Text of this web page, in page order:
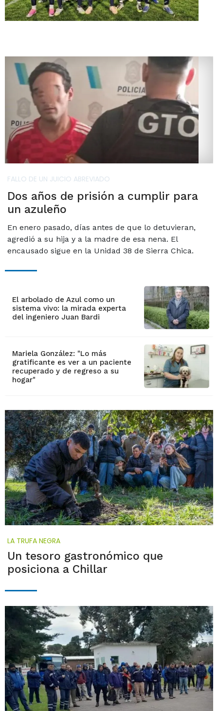
FALLO DE UN JUICIO ABREVIADO
Dos años de prisión a cumplir para
un azuleño
En enero pasado, días antes de que lo detuvieran,
agredió a su hija y a la madre de esa nena. El
encausado sigue en la Unidad 38 de Sierra Chica.
El arbolado de Azul como un
sistema vivo: la mirada experta
del ingeniero Juan Bardi
Mariela González: "Lo más
gratificante es ver a un paciente
recuperado y de regreso a su
hogar"
LA TRUFA NEGRA
Un tesoro gastronómico que
posiciona a Chillar